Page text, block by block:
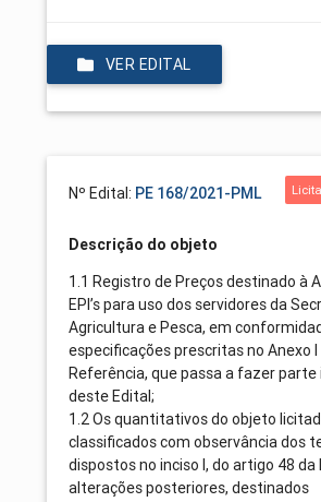
VER EDITAL
Nº Edital: PE 168/2021-PML
Descrição do objeto
1.1 Registro de Preços destinado à
EPI’s para uso dos servidores da
Agricultura e Pesca, em
especificações prescritas no Anexo
Referência, que passa a fazer
deste Edital;
1.2 Os quantitativos do objeto
classificados com observância dos
dispostos no inciso I, do artigo 48 da
alterações posteriores, destinados